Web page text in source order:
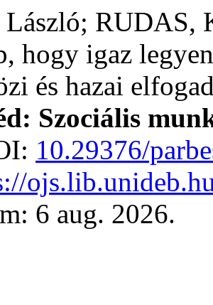
RUDAS,
hogy igaz
és hazai
Szociális
10.29376/
6 aug. 2026.